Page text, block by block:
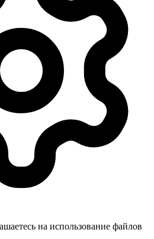
на использование файлов